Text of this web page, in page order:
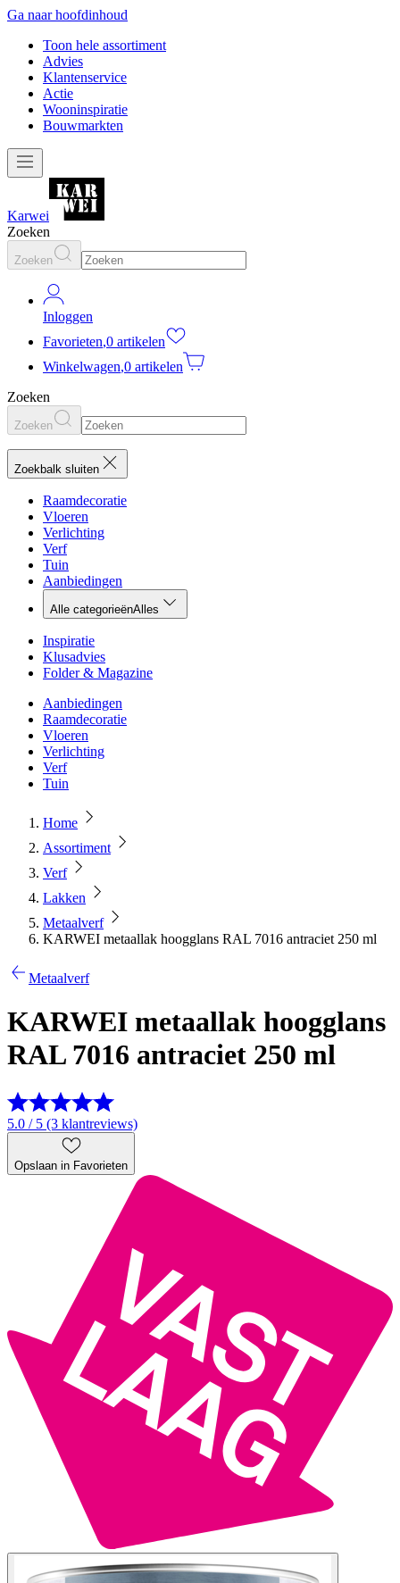
Ga naar hoofdinhoud
Toon hele assortiment
Advies
Klantenservice
Actie
Wooninspiratie
Bouwmarkten
Karwei
Zoeken
Zoeken
Inloggen
Favorieten,0 artikelen
Winkelwagen,0 artikelen
Zoeken
Zoeken
Zoekbalk sluiten
Raamdecoratie
Vloeren
Verlichting
Verf
Tuin
Aanbiedingen
Alle categorieënAlles
Inspiratie
Klusadvies
Folder & Magazine
Aanbiedingen
Raamdecoratie
Vloeren
Verlichting
Verf
Tuin
Home
Assortiment
Verf
Lakken
Metaalverf
KARWEI metaallak hoogglans RAL 7016 antraciet 250 ml
Metaalverf
KARWEI metaallak hoogglans
RAL 7016 antraciet 250 ml
5.0 / 5 (3 klantreviews)
Opslaan in Favorieten